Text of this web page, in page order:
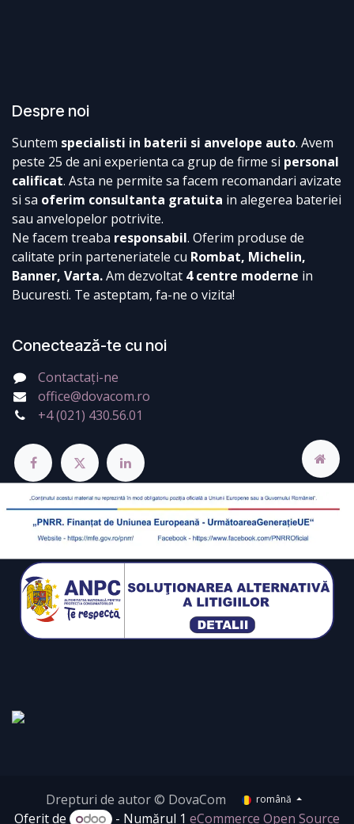
Despre noi
Suntem specialisti in baterii si anvelope auto. Avem
peste 25 de ani experienta ca grup de firme si personal
calificat. Asta ne permite sa facem recomandari avizate
si sa oferim consultanta gratuita in alegerea bateriei
sau anvelopelor potrivite.
Ne facem treaba responsabil. Oferim produse de
calitate prin parteneriatele cu Rombat, Michelin,
Banner, Varta.Am dezvoltat 4 centre moderne in
Bucuresti. Te asteptam, fa-ne o vizita!
Conectează-te cu noi
Contactați-ne
office@dovacom.ro
+4 (021) 430.56.01
Drepturi de autor © DovaCom română
Oferit de - Numărul 1eCommerce Open Source